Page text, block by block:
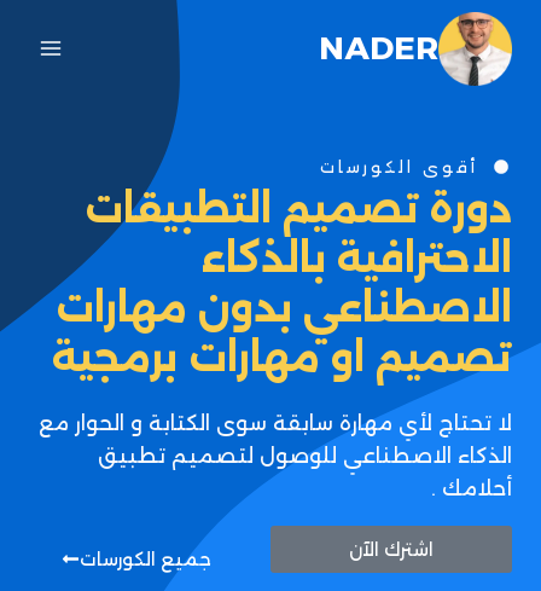
NADER
أقوى الكورسات
دورة تصميم التطبيقات
الاحترافية بالذكاء
الاصطناعي بدون مهارات
تصميم او مهارات برمجية
لا تحتاج لأي مهارة سابقة سوى الكتابة و الحوار مع
الذكاء الاصطناعي للوصول لتصميم تطبيق
أحلامك .
اشترك الآن جميع الكورسات